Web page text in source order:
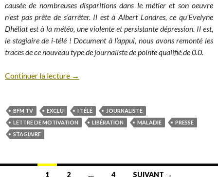
causée de nombreuses disparitions dans le métier et son oeuvre
n’est pas prête de s’arrêter. Il est à Albert Londres, ce qu’Evelyne
Dhéliat est à la météo, une violente et persistante dépression. Il est,
le stagiaire de i-télé ! Document à l’appui, nous avons remonté les
traces de ce nouveau type de journaliste de pointe qualifié de 0.0.
Continuer la lecture →
BFM TV EXCLU I TÉLÉ
JOURNALISTE
LETTRE DE MOTIVATION
LIBÉRATION MALADIE
PRESSE
STAGIAIRE
1 2 … 4 SUIVANT →